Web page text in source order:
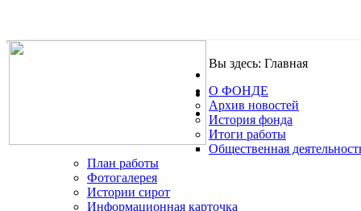
.
Вы здесь: Главная
О ФОНДЕ
Архив новостей
История фонда
Итоги работы
Общественная
План работы
Фотогалерея
Истории сирот
Информационная карточка